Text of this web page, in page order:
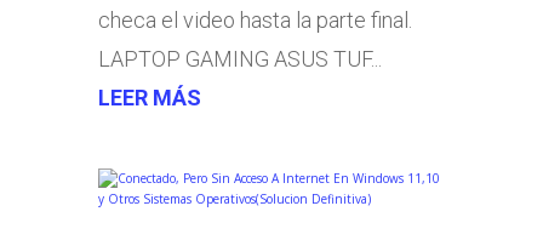
checa el video hasta la parte final.
LAPTOP GAMING ASUS TUF...
LEER MÁS